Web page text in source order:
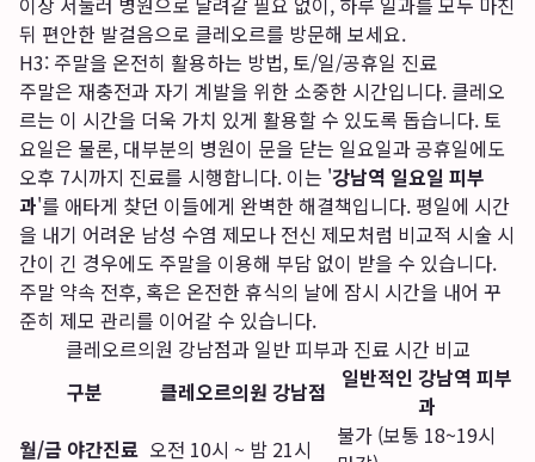
뒤 편안한 발걸음으로 클레오르를 방문해 보세요.
H3: 주말을 온전히 활용하는 방법, 토/일/공휴일 진료
주말은 재충전과 자기 계발을 위한 소중한 시간입니다. 클레오
르는 이 시간을 더욱 가치 있게 활용할 수 있도록 돕습니다. 토
요일은 물론, 대부분의 병원이 문을 닫는 일요일과 공휴일에도
오후 7시까지 진료를 시행합니다. 이는 '강남역 일요일 피부
과'를 애타게 찾던 이들에게 완벽한 해결책입니다. 평일에 시간
을 내기 어려운 남성 수염 제모나 전신 제모처럼 비교적 시술 시
간이 긴 경우에도 주말을 이용해 부담 없이 받을 수 있습니다.
주말 약속 전후, 혹은 온전한 휴식의 날에 잠시 시간을 내어 꾸
준히 제모 관리를 이어갈 수 있습니다.
클레오르의원 강남점과 일반 피부과 진료 시간 비교
구분
클레오르의원 강남점
일반적인 강남역 피부
과
월/금 야간진료 오전 10시 ~ 밤 21시
불가 (보통 18~19시